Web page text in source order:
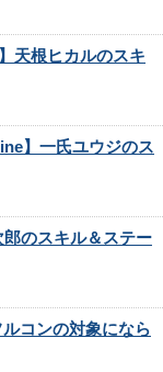
天根ヒカルのスキ
】一氏ユウジのス
のスキル＆ステー
コンの対象になら